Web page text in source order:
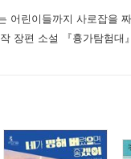
어린이들까지 사로잡을
장편 소설 『흉가탐험대